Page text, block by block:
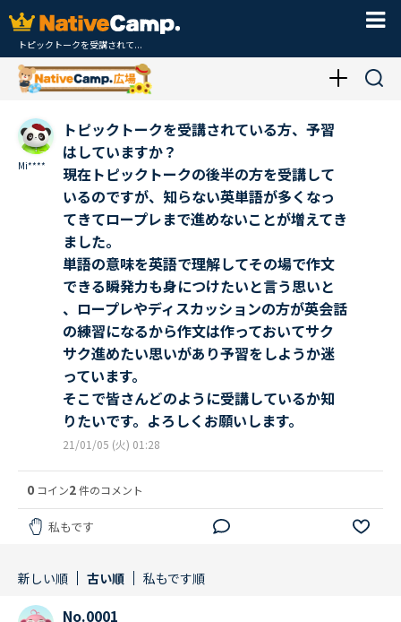
トピックトークを受講されて...
Mi****
トピックトークを受講されている方、予習
はしていますか？
現在トピックトークの後半の方を受講して
いるのですが、知らない英単語が多くなっ
てきてロープレまで進めないことが増えてき
ました。
単語の意味を英語で理解してその場で作文
できる瞬発力も身につけたいと言う思いと
、ロープレやディスカッションの方が英会話
の練習になるから作文は作っておいてサク
サク進めたい思いがあり予習をしようか迷
っています。
そこで皆さんどのように受講しているか知
りたいです。よろしくお願いします。
21/01/05 (火) 01:28
0 コイン2件のコメント
私もです
新しい順 古い順 私もです順
No.0001